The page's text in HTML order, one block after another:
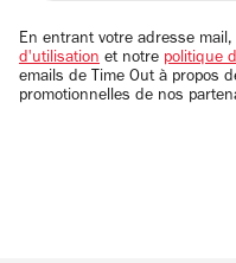
email
En entrant votre adresse
d'utilisation et notre politique
emails de Time Out à propos
promotionnelles de nos